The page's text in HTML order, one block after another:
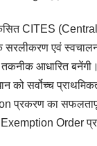
CITES
एवं
आधारित
को सर्वोच्च
प्रकरण का
Exemption Order